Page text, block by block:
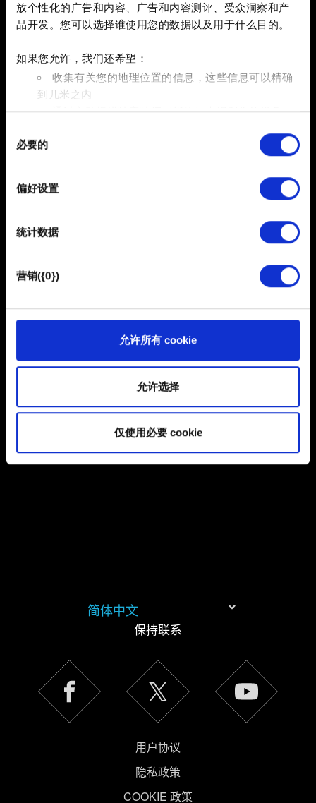
放个性化的广告和内容、广告和内容测评、受众洞察和产
品开发。您可以选择谁使用您的数据以及用于什么目的。
如果您允许，我们还希望：
收集有关您的地理位置的信息，这些信息可以精确
到几米之内
通过主动扫描特定特征（指纹）来识别您的设备
查找有关您的个人数据如何处理的更多信息，
并设置您的首选项。您可随时从Cookie声明中更改或撤回
部分需要使用 Cookies 的是为了让网站功能可用，而另一
馈，以便网站将更好地服务于您。例如帮助我们在社交媒
也可能与我们的合作伙伴分享我们的 Cookie 片段。但是，
使用所有这些非强制性的 Cookie 都需要提前获取您的许
您可以在下面的"设置"菜单中找到有关我们使用 Cookie 的
其中的内容并准备好继续，请点击"确定"。
必要的
偏好设置
统计数据
营销({0})
允许所有 cookie
允许选择
仅使用必要 cookie
如何使用跨平台进度
PlayStation 4 与 PlayStation 5 的存档互通（向
可用存档栏
如何在次世代更新上继承存档文件？
性能
性能问题
清空 PlayStation 的缓存
崩溃
简体中文
保持联系
用户协议
隐私政策
COOKIE 政策